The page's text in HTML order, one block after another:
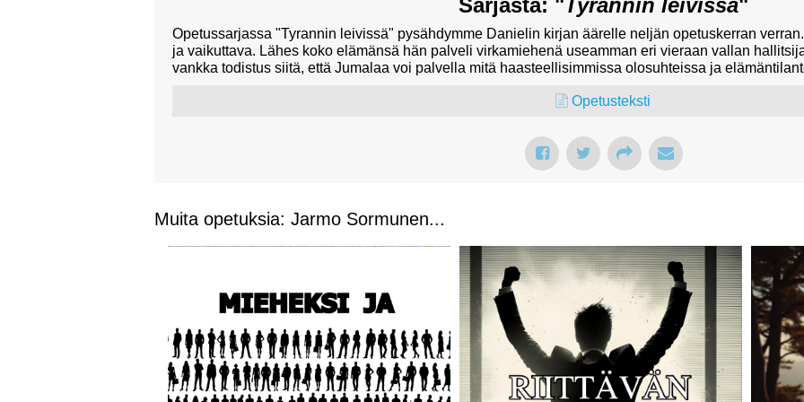
Sarjasta: "Tyrannin leivissä"
Opetussarjassa "Tyrannin leivissä" pysähdymme Danielin kirjan äärelle neljän opetuskerran
ja vaikuttava. Lähes koko elämänsä hän palveli virkamiehenä useamman eri vieraan vallan
vankka todistus siitä, että Jumalaa voi palvella mitä haasteellisimmissa olosuhteissa ja
Opetusteksti
Muita opetuksia: Jarmo Sormunen...